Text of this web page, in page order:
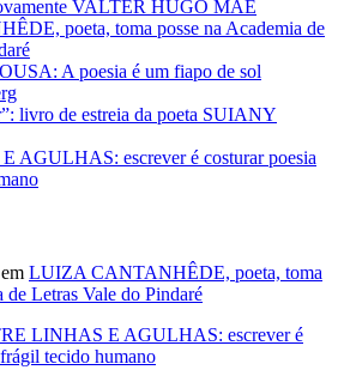
VALTER HUGO MÃE
poeta, toma posse na Academia de
A poesia é um fiapo de sol
livro de estreia da poeta SUIANY
AGULHAS: escrever é costurar poesia
em LUIZA CANTANHÊDE, poeta, toma
de Letras Vale do Pindaré
LINHAS E AGULHAS: escrever é
tecido humano